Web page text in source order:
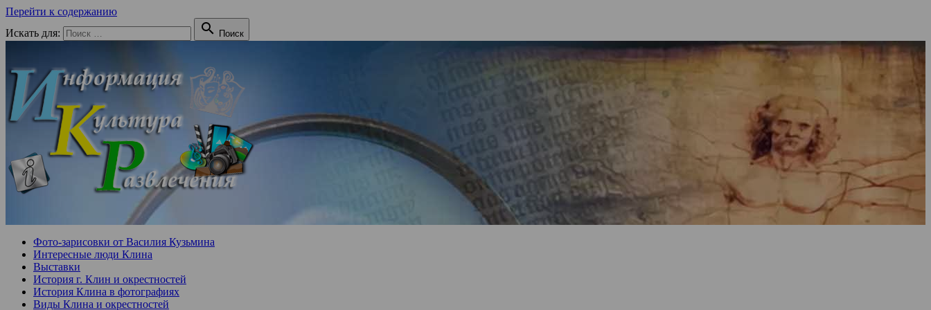
Перейти к содержанию
Искать для:
 Поиск
Фото-зарисовки от Василия Кузьмина
Интересные люди Клина
Выставки
История г. Клин и окрестностей
История Клина в фотографиях
Виды Клина и окрестностей